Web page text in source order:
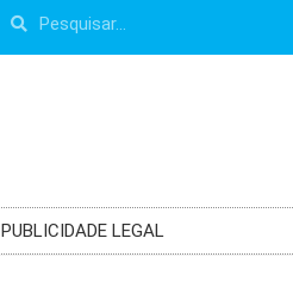
PUBLICIDADE LEGAL